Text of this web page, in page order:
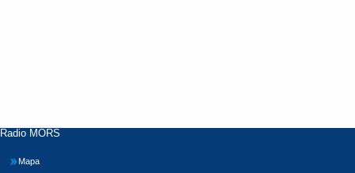
Radio MORS
Mapa